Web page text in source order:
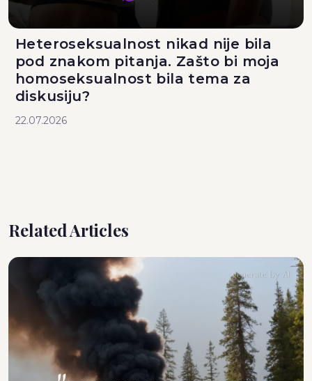
Heteroseksualnost nikad nije bila
pod znakom pitanja. Zašto bi moja
homoseksualnost bila tema za
diskusiju?
22.07.2026
Related Articles